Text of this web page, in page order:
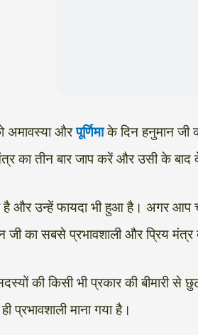
अमावस्या औरपूर्णिमाके दिन हनुमान जी
का तीन बार जाप करें और उसी के बाद
और उन्हें फायदा भी हुआ है। अगर आप
जी का सबसे प्रभावशाली और प्रिय
की किसी भी प्रकार की बीमारी से
प्रभावशाली माना गया है।